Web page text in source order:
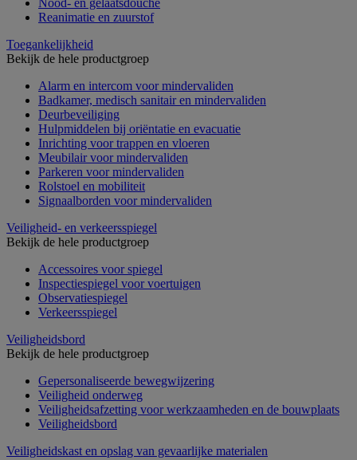
Reanimatie en zuurstof
Toegankelijkheid
Bekijk de hele productgroep
Alarm en intercom voor mindervaliden
Badkamer, medisch sanitair en mindervaliden
Deurbeveiliging
Hulpmiddelen bij oriëntatie en evacuatie
Inrichting voor trappen en vloeren
Meubilair voor mindervaliden
Parkeren voor mindervaliden
Rolstoel en mobiliteit
Signaalborden voor mindervaliden
Veiligheid- en verkeersspiegel
Bekijk de hele productgroep
Accessoires voor spiegel
Inspectiespiegel voor voertuigen
Observatiespiegel
Verkeersspiegel
Veiligheidsbord
Bekijk de hele productgroep
Gepersonaliseerde bewegwijzering
Veiligheid onderweg
Veiligheidsafzetting voor werkzaamheden en de bouwplaats
Veiligheidsbord
Veiligheidskast en opslag van gevaarlijke materialen